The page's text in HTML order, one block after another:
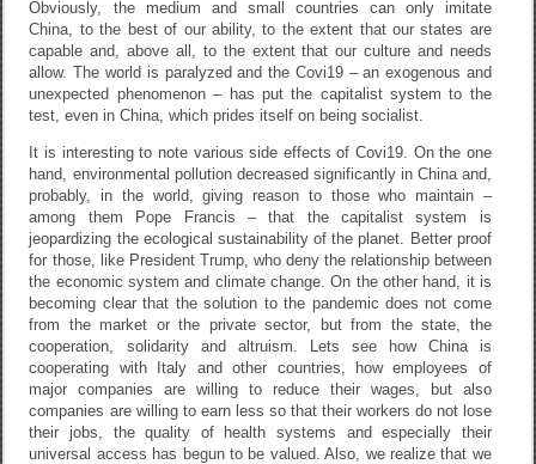
Obviously, the medium and small countries can only imitate
China, to the best of our ability, to the extent that our states are
capable and, above all, to the extent that our culture and needs
allow. The world is paralyzed and the Covi19 – an exogenous and
unexpected phenomenon – has put the capitalist system to the
test, even in China, which prides itself on being socialist.
It is interesting to note various side effects of Covi19. On the one
hand, environmental pollution decreased significantly in China and,
probably, in the world, giving reason to those who maintain –
among them Pope Francis – that the capitalist system is
jeopardizing the ecological sustainability of the planet. Better proof
for those, like President Trump, who deny the relationship between
the economic system and climate change. On the other hand, it is
becoming clear that the solution to the pandemic does not come
from the market or the private sector, but from the state, the
cooperation, solidarity and altruism. Lets see how China is
cooperating with Italy and other countries, how employees of
major companies are willing to reduce their wages, but also
companies are willing to earn less so that their workers do not lose
their jobs, the quality of health systems and especially their
universal access has begun to be valued. Also, we realize that we